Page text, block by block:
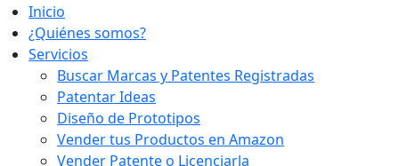
Inicio
¿Quiénes somos?
Servicios
Buscar Marcas y Patentes Registradas
Patentar Ideas
Diseño de Prototipos
Vender tus Productos en Amazon
Vender Patente o Licenciarla